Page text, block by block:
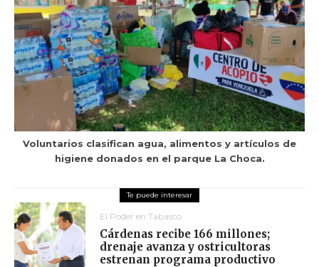
Voluntarios clasifican agua, alimentos y artículos de
higiene donados en el parque La Choca.
El Poder en Tabasco
Cárdenas recibe 166 millones;
drenaje avanza y ostricultoras
estrenan programa productivo